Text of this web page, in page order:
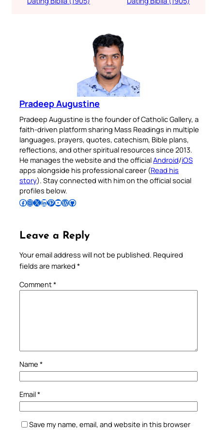
Pradeep Augustine
Pradeep Augustine is the founder of Catholic Gallery, a
faith-driven platform sharing Mass Readings in multiple
languages, prayers, quotes, catechism, Bible plans,
reflections, and other spiritual resources since 2013.
He manages the website and the officialAndroid/iOS
apps alongside his professional career (Read his
story). Stay connected with him on the official social
profiles below.
Follow Pradeep on Facebook Follow Pradeep on InstagramFollow Pradeep on X Follow Pradeep on LinkedIn Follow Pradeep on Pinterest Subscribe to Pradeep’s Youtube Channel Follow Pradeep on WordPress Follow Pradeep on GitHub
Leave a Reply
Your email address will not be published. Required
fields are marked *
Comment*
Name *
Email*
Save my name, email, and website in this browser